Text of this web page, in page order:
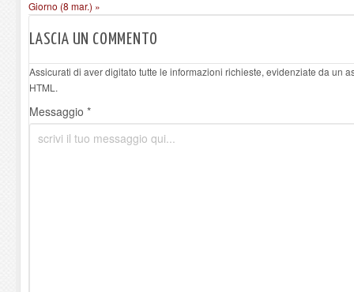
Giorno (8 mar.) »
LASCIA UN COMMENTO
Assicurati di aver digitato tutte le informazioni richieste, evidenziate da un
HTML.
Messaggio *